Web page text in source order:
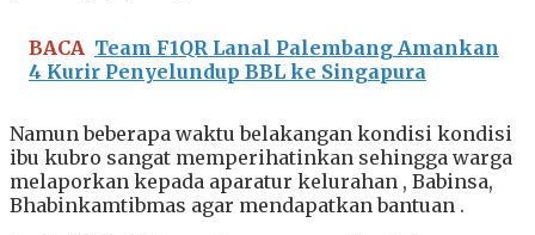
BACA Team F1QR Lanal Palembang Amankan
4 Kurir Penyelundup BBL ke Singapura
Namun beberapa waktu belakangan kondisi kondisi
ibu kubro sangat memperihatinkan sehingga warga
melaporkan kepada aparatur kelurahan , Babinsa,
Bhabinkamtibmas agar mendapatkan bantuan .